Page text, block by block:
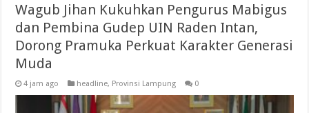
Wagub Jihan Kukuhkan Pengurus Mabigus
dan Pembina Gudep UIN Raden Intan,
Dorong Pramuka Perkuat Karakter Generasi
Muda
4 jam ago headline, Provinsi Lampung 0